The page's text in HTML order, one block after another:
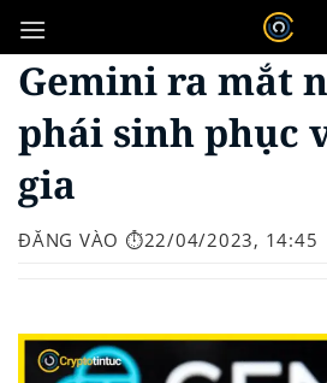
qua
nội
dung
Gemini ra mắt
phái sinh phục
gia
ĐĂNG VÀO ⏱️22/04/2023, 14:45